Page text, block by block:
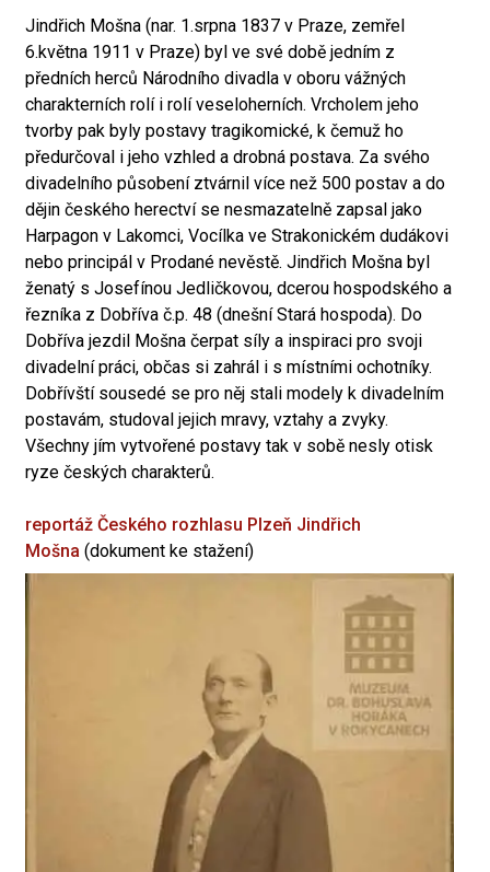
Jindřich Mošna (nar. 1.srpna 1837 v Praze, zemřel
6.května 1911 v Praze) byl ve své době jedním z
předních herců Národního divadla v oboru vážných
charakterních rolí i rolí veseloherních. Vrcholem jeho
tvorby pak byly postavy tragikomické, k čemuž ho
předurčoval i jeho vzhled a drobná postava. Za svého
divadelního působení ztvárnil více než 500 postav a do
dějin českého herectví se nesmazatelně zapsal jako
Harpagon v Lakomci, Vocílka ve Strakonickém dudákovi
nebo principál v Prodané nevěstě. Jindřich Mošna byl
ženatý s Josefínou Jedličkovou, dcerou hospodského a
řezníka z Dobříva č.p. 48 (dnešní Stará hospoda). Do
Dobříva jezdil Mošna čerpat síly a inspiraci pro svoji
divadelní práci, občas si zahrál i s místními ochotníky.
Dobřívští sousedé se pro něj stali modely k divadelním
postavám, studoval jejich mravy, vztahy a zvyky.
Všechny jím vytvořené postavy tak v sobě nesly otisk
ryze českých charakterů.
reportáž Českého rozhlasu Plzeň Jindřich
Mošna (dokument ke stažení)